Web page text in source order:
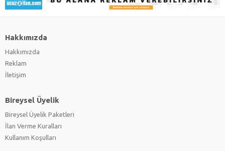
Hakkımızda
Hakkımızda
Reklam
İletişim
Bireysel Üyelik
Bireysel Üyelik Paketleri
İlan Verme Kuralları
Kullanım Koşulları